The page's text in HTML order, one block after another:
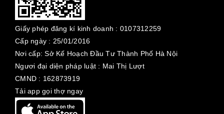
Giấy phép đăng kí kinh doanh : 0107312259
Cấp ngày : 25/01/2016
Nơi cấp: Sở Kế Hoạch Đầu Tư Thành Phố Hà Nội
Ngươi đại diện pháp luật : Mai Thị Lượt
CMND : 162873919
Tải app gọi thợ ngay